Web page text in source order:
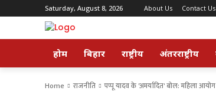
Saturday, August 8, 2026 About Us Contact Us
होम बिहार राष्ट्रीय अंतरराष्ट्रीय
Home राजनीति पप्पू यादव के 'अमर्यादित' बोल: महिला